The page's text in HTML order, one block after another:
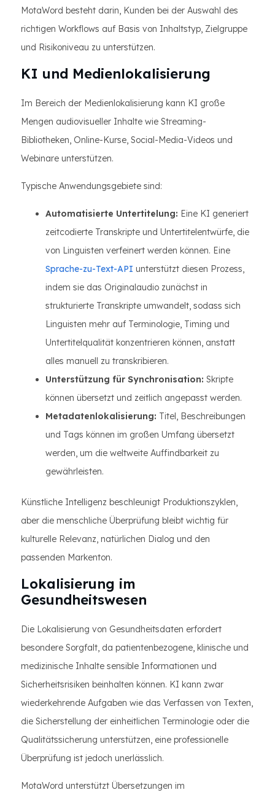
MotaWord besteht darin, Kunden bei der Auswahl des
richtigen Workflows auf Basis von Inhaltstyp, Zielgruppe
und Risikoniveau zu unterstützen.
KI und Medienlokalisierung
Im Bereich der Medienlokalisierung kann KI große
Mengen audiovisueller Inhalte wie Streaming-
Bibliotheken, Online-Kurse, Social-Media-Videos und
Webinare unterstützen.
Typische Anwendungsgebiete sind:
Automatisierte Untertitelung: Eine KI generiert
zeitcodierte Transkripte und Untertitelentwürfe, die
von Linguisten verfeinert werden können. Eine
Sprache-zu-Text-API unterstützt diesen Prozess,
indem sie das Originalaudio zunächst in
strukturierte Transkripte umwandelt, sodass sich
Linguisten mehr auf Terminologie, Timing und
Untertitelqualität konzentrieren können, anstatt
alles manuell zu transkribieren.
Unterstützung für Synchronisation: Skripte
können übersetzt und zeitlich angepasst werden.
Metadatenlokalisierung: Titel, Beschreibungen
und Tags können im großen Umfang übersetzt
werden, um die weltweite Auffindbarkeit zu
gewährleisten.
Künstliche Intelligenz beschleunigt Produktionszyklen,
aber die menschliche Überprüfung bleibt wichtig für
kulturelle Relevanz, natürlichen Dialog und den
passenden Markenton.
Lokalisierung im
Gesundheitswesen
Die Lokalisierung von Gesundheitsdaten erfordert
besondere Sorgfalt, da patientenbezogene, klinische und
medizinische Inhalte sensible Informationen und
Sicherheitsrisiken beinhalten können. KI kann zwar
wiederkehrende Aufgaben wie das Verfassen von Texten,
die Sicherstellung der einheitlichen Terminologie oder die
Qualitätssicherung unterstützen, eine professionelle
Überprüfung ist jedoch unerlässlich.
MotaWord unterstützt Übersetzungen im